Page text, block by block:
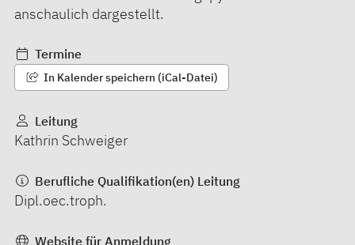
anschaulich dargestellt.
Termine
In Kalender speichern (iCal-Datei)
Leitung
Kathrin Schweiger
Berufliche Qualifikation(en) Leitung
Dipl.oec.troph.
Website für Anmeldung